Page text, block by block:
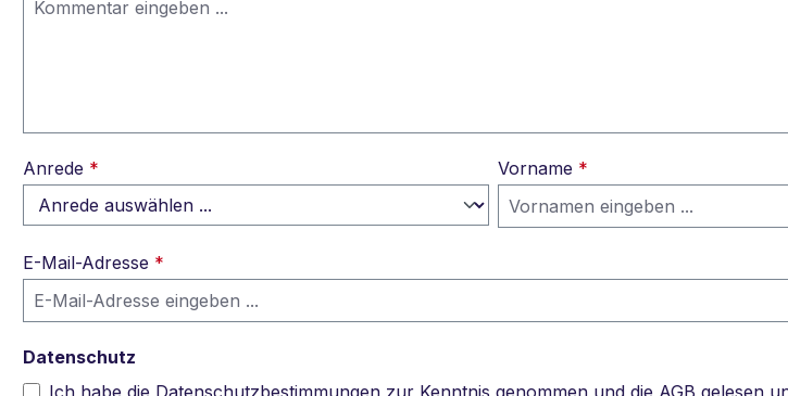
Anrede * Vorname *
E-Mail-Adresse *
Datenschutz